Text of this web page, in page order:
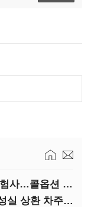
자본성증권 돌려막기 어려워진 보험사…콜옵션 부담 급증
당국, '포용금융' 저금리에 방점…성실 상환 차주는 '역차별'